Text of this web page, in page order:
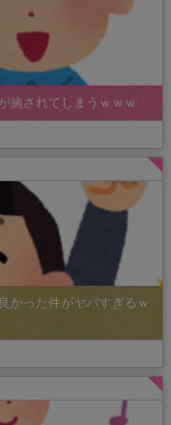
施されてしまうｗｗｗ
かった件がヤバすぎるｗ